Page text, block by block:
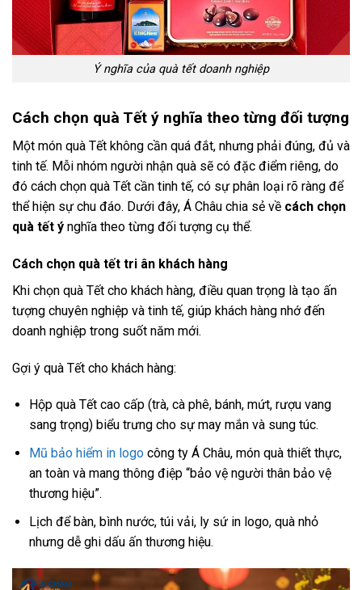
Ý nghĩa của quà tết doanh nghiệp
Cách chọn quà Tết ý nghĩa theo từng đối tượng
Một món quà Tết không cần quá đắt, nhưng phải đúng, đủ và
tinh tế. Mỗi nhóm người nhận quà sẽ có đặc điểm riêng, do
đó cách chọn quà Tết cần tinh tế, có sự phân loại rõ ràng để
thể hiện sự chu đáo. Dưới đây, Á Châu chia sẻ về cách chọn
quà tết ý nghĩa theo từng đối tượng cụ thể.
Cách chọn quà tết tri ân khách hàng
Khi chọn quà Tết cho khách hàng, điều quan trọng là tạo ấn
tượng chuyên nghiệp và tinh tế, giúp khách hàng nhớ đến
doanh nghiệp trong suốt năm mới.
Gợi ý quà Tết cho khách hàng:
Hộp quà Tết cao cấp (trà, cà phê, bánh, mứt, rượu vang
sang trọng) biểu trưng cho sự may mắn và sung túc.
Mũ bảo hiểm in logocông ty Á Châu, món quà thiết thực,
an toàn và mang thông điệp “bảo vệ người thân bảo vệ
thương hiệu”.
Lịch để bàn, bình nước, túi vải, ly sứ in logo, quà nhỏ
nhưng dễ ghi dấu ấn thương hiệu.